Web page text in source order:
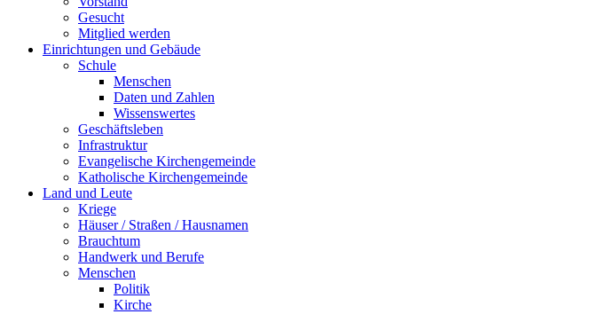
Gesucht
Mitglied werden
Einrichtungen und Gebäude
Schule
Menschen
Daten und Zahlen
Wissenswertes
Geschäftsleben
Infrastruktur
Evangelische Kirchengemeinde
Katholische Kirchengemeinde
Land und Leute
Kriege
Häuser / Straßen / Hausnamen
Brauchtum
Handwerk und Berufe
Menschen
Politik
Kirche